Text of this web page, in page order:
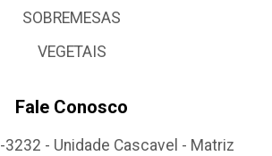
SOBREMESAS
VEGETAIS
Fale Conosco
- Unidade Cascavel - Matriz